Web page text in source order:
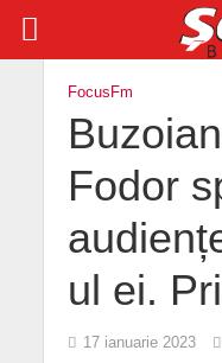
FocusFm
Fodor
ul ei.
17 ianuarie 2023